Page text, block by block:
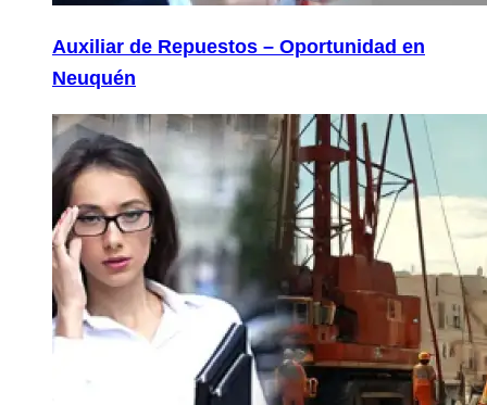
Auxiliar de Repuestos – Oportunidad en
Neuquén